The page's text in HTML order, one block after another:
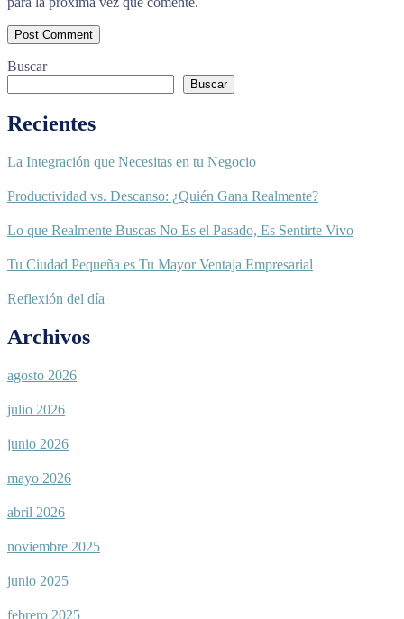
Buscar
Buscar
Recientes
La Integración que Necesitas en tu Negocio
Productividad vs. Descanso: ¿Quién Gana Realmente?
Lo que Realmente Buscas No Es el Pasado, Es Sentirte Vivo
Tu Ciudad Pequeña es Tu Mayor Ventaja Empresarial
Reflexión del día
Archivos
agosto 2026
julio 2026
junio 2026
mayo 2026
abril 2026
noviembre 2025
junio 2025
febrero 2025